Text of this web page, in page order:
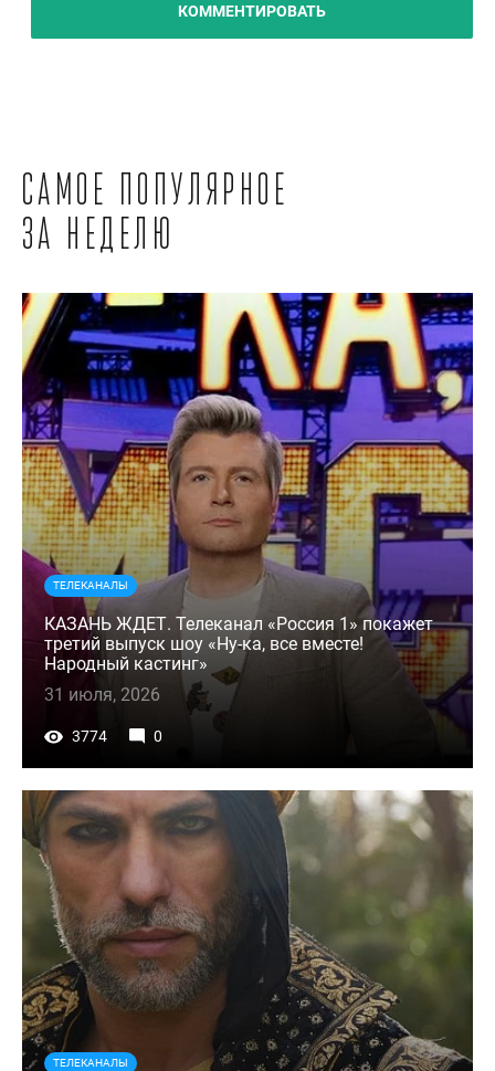
КОММЕНТИРОВАТЬ
Самое популярное
за неделю
ТЕЛЕКАНАЛЫ
КАЗАНЬ ЖДЕТ. Телеканал «Россия 1» покажет
третий выпуск шоу «Ну-ка, все вместе!
Народный кастинг»
31 июля, 2026
3774 0
ТЕЛЕКАНАЛЫ